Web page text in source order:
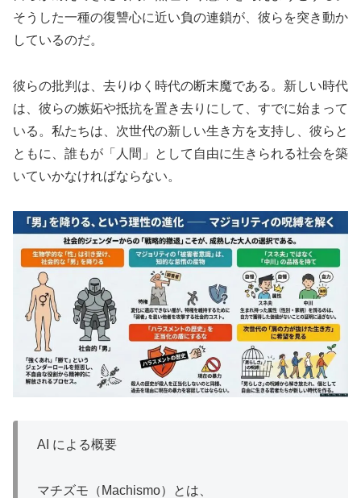
そうした一種の復讐心に近い負の連鎖が、彼らを突き動か
しているのだ。
彼らの批判は、去りゆく時代の断末魔である。新しい時代
は、彼らの嫉妬や抵抗を置き去りにして、すでに始まって
いる。私たちは、次世代の新しい生き方を支持し、彼らと
ともに、誰もが「人間」として自由に生きられる社会を築
いていかなければならない。
AI による概要
マチズモ（Machismo）とは、